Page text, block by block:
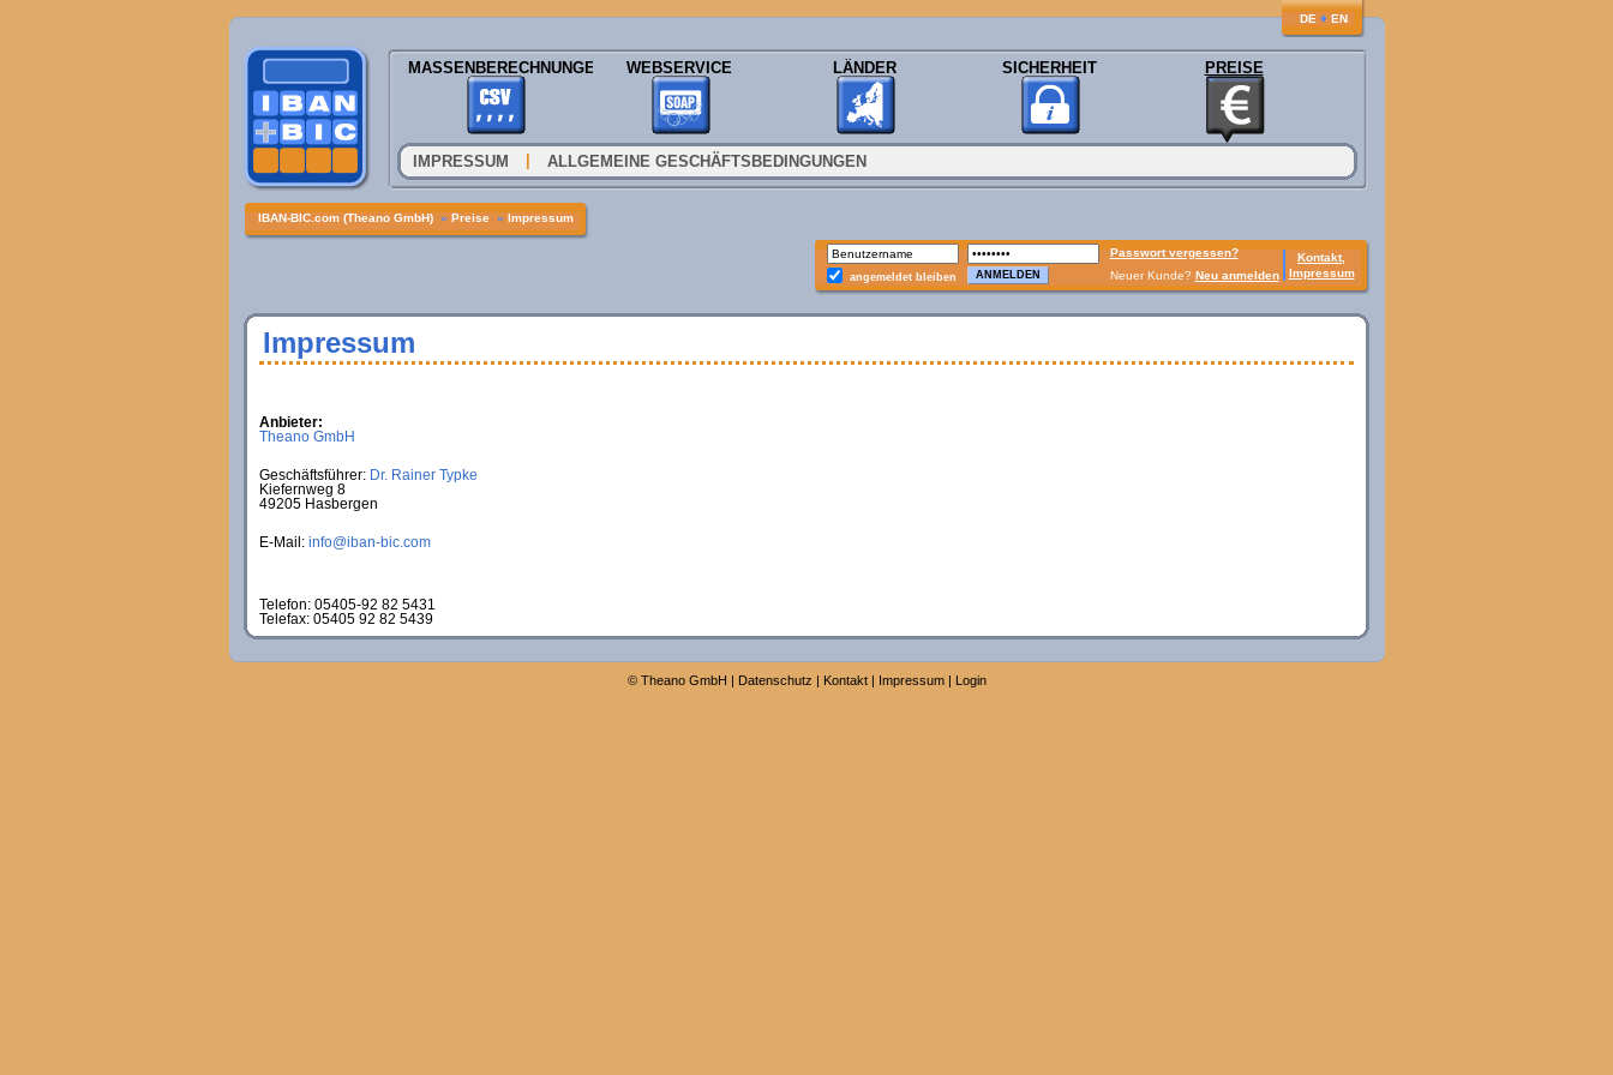
DE ♦ EN
MASSENBERECHNUNGEN WEBSERVICE LÄNDER SICHERHEIT PREISE
IMPRESSUM ALLGEMEINE GESCHÄFTSBEDINGUNGEN
IBAN-BIC.com (Theano GmbH) » Preise » Impressum
Passwort vergessen?
Kontakt,
Impressum
angemeldet bleiben Neuer Kunde? Neu anmelden
Impressum
Anbieter:
Theano GmbH
Geschäftsführer: Dr. Rainer Typke
Kiefernweg 8
49205 Hasbergen
E-Mail: info@iban-bic.com
Telefon: 05405-92 82 5431
Telefax: 05405 92 82 5439
© Theano GmbH | Datenschutz | Kontakt| Impressum| Login